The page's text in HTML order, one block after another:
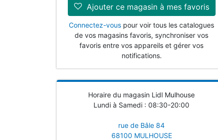
Ajouter ce magasin à mes favoris
Connectez-vous pour voir tous les catalogues
de vos magasins favoris, synchroniser vos
favoris entre vos appareils et gérer vos
notifications.
Horaire du magasin Lidl Mulhouse
Lundi à Samedi : 08:30-20:00
rue de Bâle 84
68100 MULHOUSE